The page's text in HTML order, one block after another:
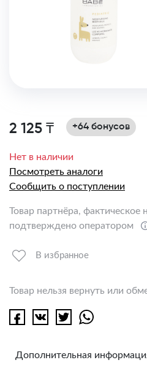
2 125 ₸ +64 бонусов
Нет в наличии
Посмотреть аналоги
Сообщить о поступлении
Товар партнёра, фактическое
подтверждено оператором
В избранное
Товар нельзя вернуть или
Дополнительная